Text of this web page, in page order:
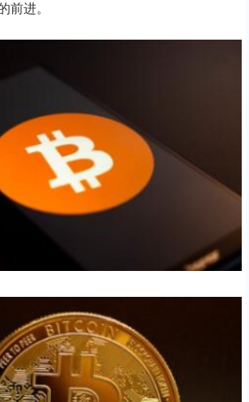
前进。